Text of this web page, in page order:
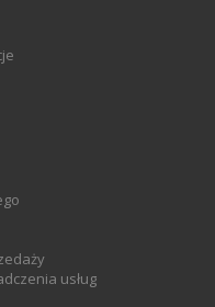
usług